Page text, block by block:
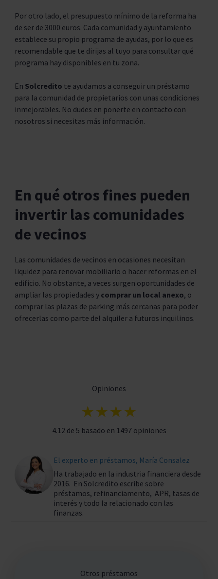
Por otro lado, el presupuesto mínimo de la reforma ha
de ser de 3000 euros. Cada comunidad y ayuntamiento
establece su propio programa de ayudas, por lo que es
recomendable que te dirijas al tuyo para consultar qué
programa hay disponibles en tu zona.
En Solcredito te ayudamos a conseguir un préstamo
para la comunidad de propietarios con unas condiciones
inmejorables. No dudes en ponerte en contacto con
nosotros si necesitas más información.
En qué otros fines pueden
invertir las comunidades
de vecinos
Las comunidades de vecinos en ocasiones necesitan
liquidez para renovar mobiliario o hacer reformas en el
edificio. No obstante, a veces surgen oportunidades de
ampliar las propiedades y comprar un local anexo, o
comprar las plazas de parking más cercanas para poder
ofrecerlas como parte del alquiler a futuros inquilinos.
Opiniones
★★★★
4.12 de 5 basado en 1497 opiniones
El experto en préstamos, María Consalez
Ha trabajado en la industria financiera desde
2016. En Solcredito escribe sobre
préstamos, refinanciamento, APR, tasas de
interés y todo la relacionado con las
finanzas.
Otros préstamos